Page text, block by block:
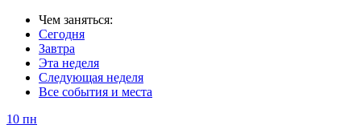
Чем заняться:
Сегодня
Завтра
Эта неделя
Следующая неделя
Все события и места
10 пн